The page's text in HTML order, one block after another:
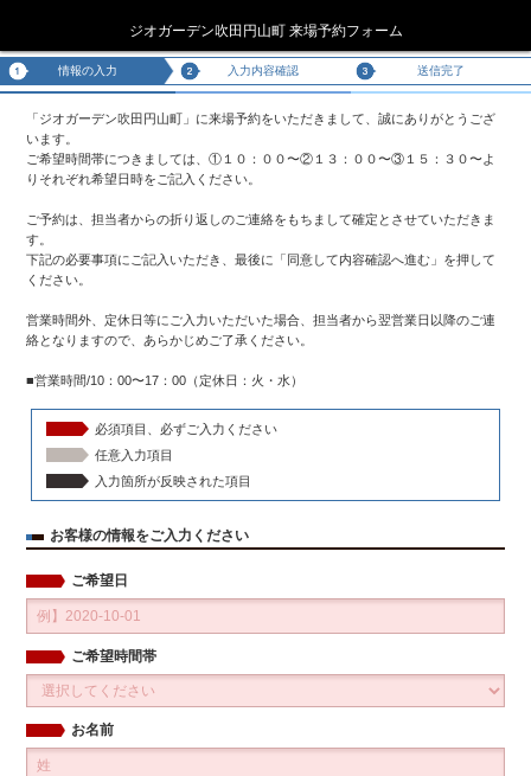
ジオガーデン吹田円山町 来場予約フォーム
情報の入力 入力内容確認 送信完了
「ジオガーデン吹田円山町」に来場予約をいただきまして、誠にありがとうござ
います。
ご希望時間帯につきましては、①１０：００〜②１３：００〜③１５：３０〜よ
りそれぞれ希望日時をご記入ください。
ご予約は、担当者からの折り返しのご連絡をもちまして確定とさせていただきま
す。
下記の必要事項にご記入いただき、最後に「同意して内容確認へ進む」を押して
ください。
営業時間外、定休日等にご入力いただいた場合、担当者から翌営業日以降のご連
絡となりますので、あらかじめご了承ください。
■営業時間/10：00〜17：00（定休日：火・水）
必須項目、必ずご入力ください
任意入力項目
入力箇所が反映された項目
お客様の情報をご入力ください
ご希望日
ご希望時間帯
お名前